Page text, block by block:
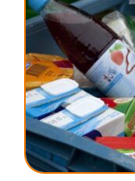
DONEER DIRECT